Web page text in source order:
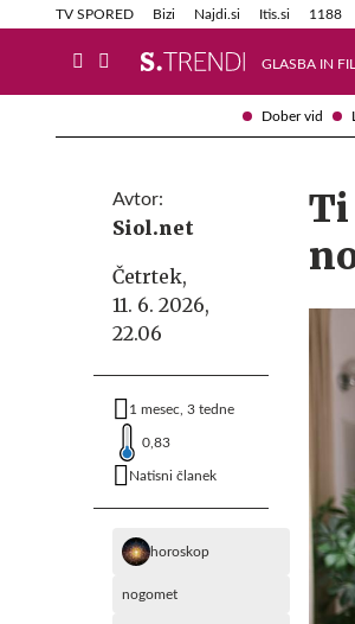
Dober vid
TV SPORED Bizi Najdi.si Itis.si 1188
GLASBA IN
Info in obvestila
Avtor:
Siol.net
Četrtek,
11. 6. 2026,
22.06
1 mesec, 3 tedne
0,83
Natisni članek
horoskop
nogomet
Ti